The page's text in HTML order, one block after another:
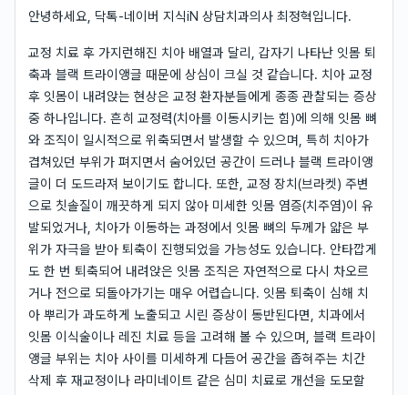
안녕하세요, 닥톡-네이버 지식iN 상담치과의사 최정혁입니다.
교정 치료 후 가지런해진 치아 배열과 달리, 갑자기 나타난 잇몸 퇴
축과 블랙 트라이앵글 때문에 상심이 크실 것 같습니다. 치아 교정
후 잇몸이 내려앉는 현상은 교정 환자분들에게 종종 관찰되는 증상
중 하나입니다. 흔히 교정력(치아를 이동시키는 힘)에 의해 잇몸 뼈
와 조직이 일시적으로 위축되면서 발생할 수 있으며, 특히 치아가
겹쳐있던 부위가 펴지면서 숨어있던 공간이 드러나 블랙 트라이앵
글이 더 도드라져 보이기도 합니다. 또한, 교정 장치(브라켓) 주변
으로 칫솔질이 깨끗하게 되지 않아 미세한 잇몸 염증(치주염)이 유
발되었거나, 치아가 이동하는 과정에서 잇몸 뼈의 두께가 얇은 부
위가 자극을 받아 퇴축이 진행되었을 가능성도 있습니다. 안타깝게
도 한 번 퇴축되어 내려앉은 잇몸 조직은 자연적으로 다시 차오르
거나 전으로 되돌아가기는 매우 어렵습니다. 잇몸 퇴축이 심해 치
아 뿌리가 과도하게 노출되고 시린 증상이 동반된다면, 치과에서
잇몸 이식술이나 레진 치료 등을 고려해 볼 수 있으며, 블랙 트라이
앵글 부위는 치아 사이를 미세하게 다듬어 공간을 좁혀주는 치간
삭제 후 재교정이나 라미네이트 같은 심미 치료로 개선을 도모할